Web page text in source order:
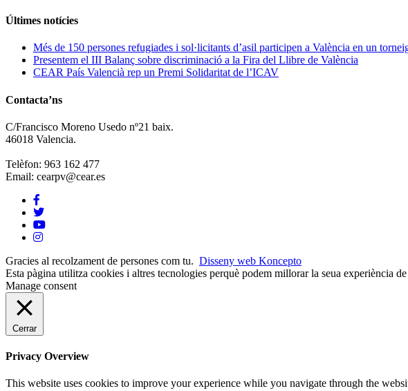
Últimes notícies
Més de 150 persones refugiades i sol·licitants d’asil participen a València en un
Presentem el III Balanç sobre discriminació a la Fira del Llibre de València
CEAR País Valencià rep un Premi Solidaritat de l’ICAV
Contacta’ns
C/Francisco Moreno Usedo nº21 baix.
46018 Valencia.
Telèfon: 963 162 477
Email: cearpv@cear.es
Gracies al recolzament de persones com tu. Disseny web Koncepto
Esta pàgina utilitza cookies i altres tecnologies perquè podem millorar la seua experiència
Manage consent
Cerrar
Privacy Overview
This website uses cookies to improve your experience while you navigate through the